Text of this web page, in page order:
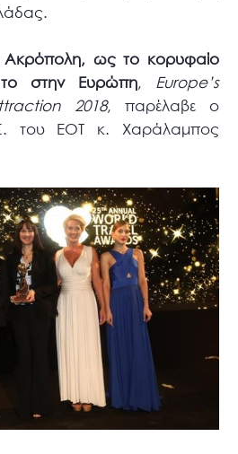
Ακρόπολη, ως το κορυφαίο
στην Ευρώπη, Europe’s
2018, παρέλαβε ο
του ΕΟΤ κ. Χαράλαμπος